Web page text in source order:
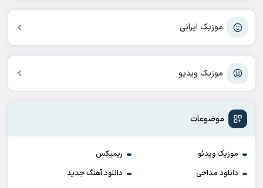
موزیک ایرانی
موزیک ویدیو
موضوعات
موزیک ویدئو
ریمیکس
دانلود مداحی
دانلود آهنگ جدید